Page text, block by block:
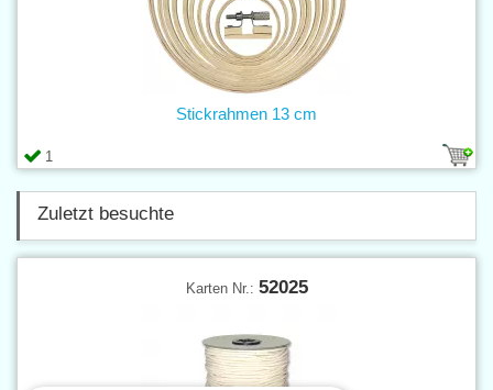
1
Stickrahmen 13 cm
Zuletzt besuchte
Karten Nr.: 52025